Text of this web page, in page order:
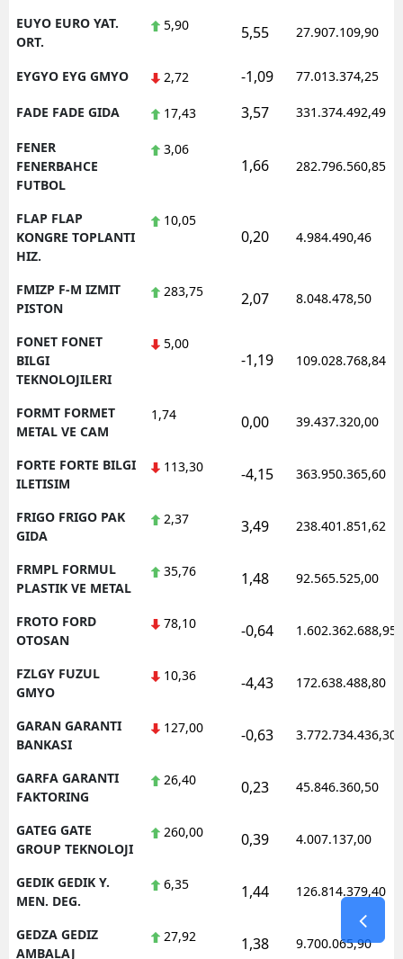
EUYO EURO YAT.
ORT.
5,90 5,55 27.907.109,90
EYGYO EYG GMYO 2,72 -1,09 77.013.374,25
FADE FADE GIDA 17,43 3,57 331.374.492,49
FENER
FENERBAHCE
FUTBOL
3,06
1,66 282.796.560,85
FLAP FLAP
KONGRE TOPLANTI
HIZ.
10,05
0,20 4.984.490,46
FMIZP F-M IZMIT
PISTON
283,75 2,07 8.048.478,50
FONET FONET
BILGI
TEKNOLOJILERI
5,00
-1,19 109.028.768,84
FORMT FORMET
METAL VE CAM
1,74 0,00 39.437.320,00
FORTE FORTE BILGI
ILETISIM
113,30 -4,15 363.950.365,60
FRIGO FRIGO PAK
GIDA
2,37 3,49 238.401.851,62
FRMPL FORMUL
PLASTIK VE METAL
35,76 1,48 92.565.525,00
FROTO FORD
OTOSAN
78,10 -0,64 1.602.362.688,95
FZLGY FUZUL
GMYO
10,36 -4,43 172.638.488,80
GARAN GARANTI
BANKASI
127,00 -0,63 3.772.734.436,30
GARFA GARANTI
FAKTORING
26,40 0,23 45.846.360,50
GATEG GATE
GROUP TEKNOLOJI
260,00 0,39 4.007.137,00
GEDIK GEDIK Y.
MEN. DEG.
6,35 1,44 126.814.379,40
GEDZA GEDIZ
AMBALAJ
27,92 1,38 9.700.065,90